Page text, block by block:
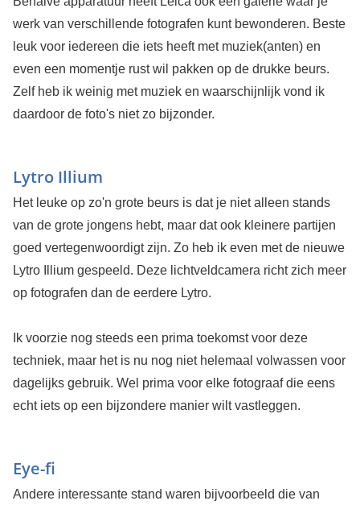
werk van verschillende fotografen kunt bewonderen. Beste
leuk voor iedereen die iets heeft met muziek(anten) en
even een momentje rust wil pakken op de drukke beurs.
Zelf heb ik weinig met muziek en waarschijnlijk vond ik
daardoor de foto's niet zo bijzonder.
Lytro Illium
Het leuke op zo'n grote beurs is dat je niet alleen stands
van de grote jongens hebt, maar dat ook kleinere partijen
goed vertegenwoordigt zijn. Zo heb ik even met de nieuwe
Lytro Illium gespeeld. Deze lichtveldcamera richt zich meer
op fotografen dan de eerdere Lytro.
Ik voorzie nog steeds een prima toekomst voor deze
techniek, maar het is nu nog niet helemaal volwassen voor
dagelijks gebruik. Wel prima voor elke fotograaf die eens
echt iets op een bijzondere manier wilt vastleggen.
Eye-fi
Andere interessante stand waren bijvoorbeeld die van